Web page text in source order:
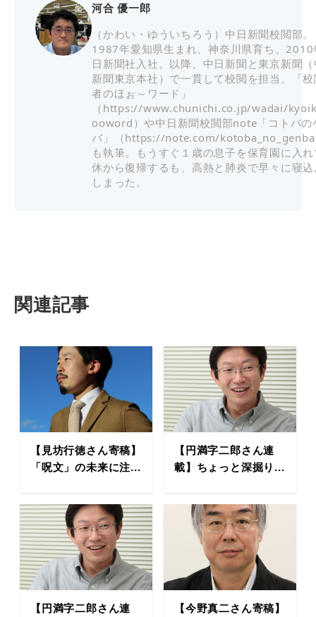
河合 優一郎
（かわい・ゆういちろう）中日新聞校閲部。
1987年愛知県生まれ、神奈川県育ち。2010
日新聞社入社。以降、中日新聞と東京新聞
新聞東京本社）で一貫して校閲を担当。「
者のほぉ～ワード」
（https://www.chunichi.co.jp/wadai/
ooword）や中日新聞校閲部note「コトバの
バ」（https://note.com/kotoba_no_genba
も執筆。もうすぐ１歳の息子を保育園に入
休から復帰するも、高熱と肺炎で早々に寝
しまった。
関連記事
【見坊行徳さん寄稿】
「呪文」の未来に注...
【円満字二郎さん連
載】ちょっと深掘り...
【円満字二郎さん連
【今野真二さん寄稿】